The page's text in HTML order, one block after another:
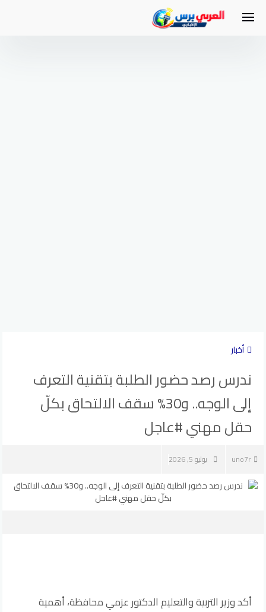
أخبار
ندرس رصد حضور الطلبة بتقنية التعرف
إلى الوجه.. و30% سقف الالتحاق بكلّ
حقل مهني #عاجل
uno7r يوليو 5, 2026
أكد وزير التربية والتعليم الدكتور عزمي محافظة، أهمية